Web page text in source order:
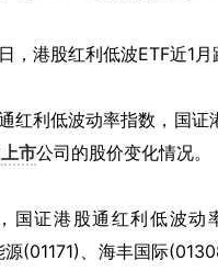
日，港股红利低波ETF近1月
红利低波动率指数，国
上市公司的股价变化情况。
国证港股通红利低波动
源(01171) 、海丰国际